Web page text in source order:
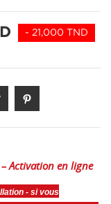
- 21,000 TND
Activation en ligne
- si vous